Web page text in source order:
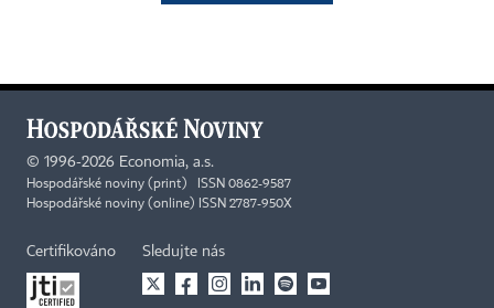
© 1996-2026 Economia, a.s.
Hospodářské noviny (print) ISSN 0862-9587
Hospodářské noviny (online) ISSN 2787-950X
Certifikováno Sledujte nás